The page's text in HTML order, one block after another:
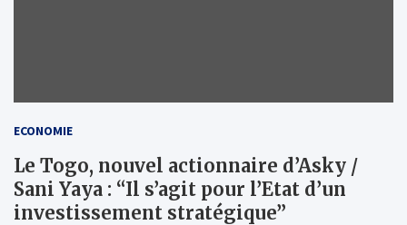
ECONOMIE
Le Togo, nouvel actionnaire d’Asky /
Sani Yaya : “Il s’agit pour l’Etat d’un
investissement stratégique”